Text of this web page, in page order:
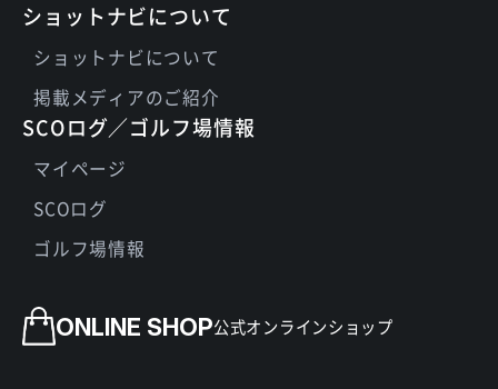
ONLINE SHOP公式オンラインショップ
ショットナビについて
ショットナビについて
掲載メディアのご紹介
SCOログ／ゴルフ場情報
マイページ
SCOログ
ゴルフ場情報